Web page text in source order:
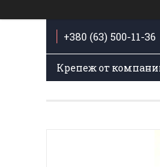
+380 (63) 500-11-36
Крепеж от